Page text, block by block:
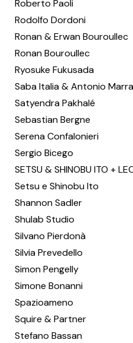
Roberto Paoli
Rodolfo Dordoni
Ronan & Erwan Bouroullec
Ronan Bouroullec
Ryosuke Fukusada
Saba Italia & Antonio
Satyendra Pakhalé
Sebastian Bergne
Serena Confalonieri
Sergio Bicego
SETSU & SHINOBU ITO +
Setsu e Shinobu Ito
Shannon Sadler
Shulab Studio
Silvano Pierdonà
Silvia Prevedello
Simon Pengelly
Simone Bonanni
Spazioameno
Squire & Partner
Stefano Bassan